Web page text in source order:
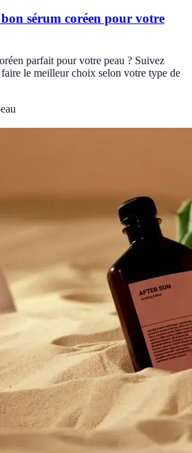
sérum coréen pour votre
parfait pour votre peau ? Suivez
le meilleur choix selon votre type de